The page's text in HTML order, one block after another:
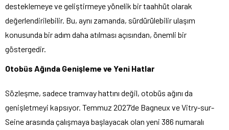
desteklemeye ve geliştirmeye yönelik bir taahhüt olarak
değerlendirilebilir. Bu, aynı zamanda, sürdürülebilir ulaşım
konusunda bir adım daha atılması açısından, önemli bir
göstergedir.
Otobüs Ağında Genişleme ve Yeni Hatlar
Sözleşme, sadece tramvay hattını değil, otobüs ağını da
genişletmeyi kapsıyor. Temmuz 2027’de Bagneux ve Vitry-sur-
Seine arasında çalışmaya başlayacak olan yeni 386 numaralı